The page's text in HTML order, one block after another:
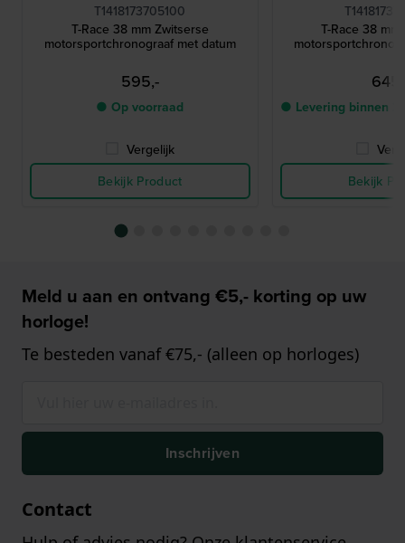
T1418173705100
T-Race 38 mm Zwitserse
motorsportchronograaf met datum
595,-
● Op voorraad
Vergelijk
Bekijk Product
T-Race 38
● Levering binnen 2
Bekijk
Meld u aan en ontvang €5,- korting op uw
horloge!
Te besteden vanaf €75,- (alleen op horloges)
Inschrijven
Contact